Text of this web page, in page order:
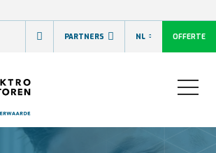
PARTNERS NL OFFERTE